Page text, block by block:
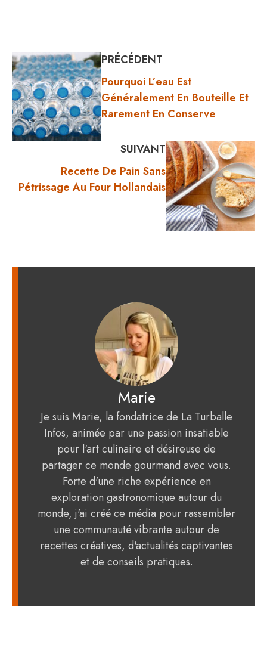
PRÉCÉDENT
Pourquoi L’eau Est
Généralement En Bouteille Et
Rarement En Conserve
SUIVANT
Recette De Pain Sans
Pétrissage Au Four Hollandais
Marie
Je suis Marie, la fondatrice de La Turballe
Infos, animée par une passion insatiable
pour l'art culinaire et désireuse de
partager ce monde gourmand avec vous.
Forte d'une riche expérience en
exploration gastronomique autour du
monde, j'ai créé ce média pour rassembler
une communauté vibrante autour de
recettes créatives, d'actualités captivantes
et de conseils pratiques.